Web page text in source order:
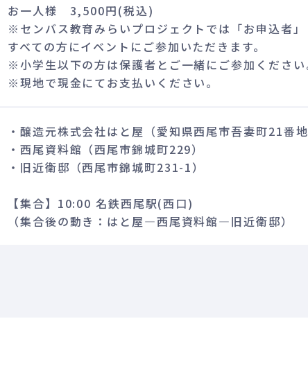
お一人様 3,500円(税込)
※センバス教育みらいプロジェクトでは「お申込者
すべての方にイベントにご参加いただきます。
※小学生以下の方は保護者とご一緒にご参加くださ
※現地で現金にてお支払いください。
・醸造元株式会社はと屋（愛知県西尾市吾妻町21番
・西尾資料館（西尾市錦城町229）
・旧近衛邸（西尾市錦城町231-1）
【集合】10:00 名鉄西尾駅(西口)
（集合後の動き：はと屋―西尾資料館―旧近衛邸）